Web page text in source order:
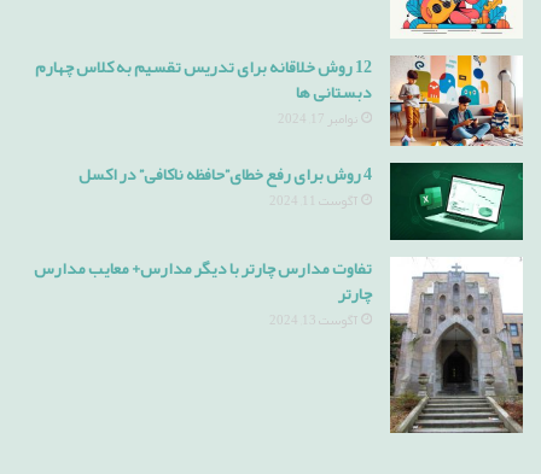
12 روش خلاقانه برای تدریس تقسیم به کلاس چهارم
دبستانی ها
نوامبر 17, 2024
4 روش برای رفع خطای”حافظه ناکافی” در اکسل
آگوست 11, 2024
تفاوت مدارس چارتر با دیگر مدارس+ معایب مدارس
چارتر
آگوست 13, 2024